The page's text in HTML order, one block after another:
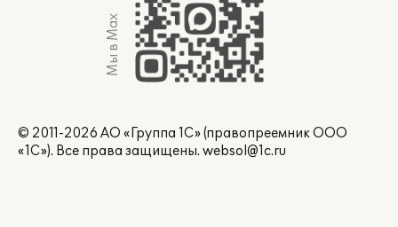
Мы в Max
© 2011-2026 АО «Группа 1С» (правопреемник ООО
«1С»). Все права защищены. websol@1c.ru